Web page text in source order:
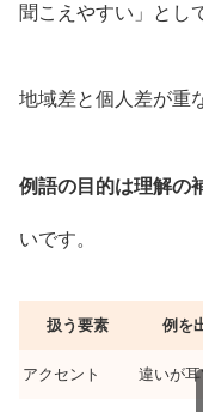
聞こえやすい」とし
地域差と個人差が重
例語の目的は理解の
いです。
扱う要素 例を
アクセント 違いが